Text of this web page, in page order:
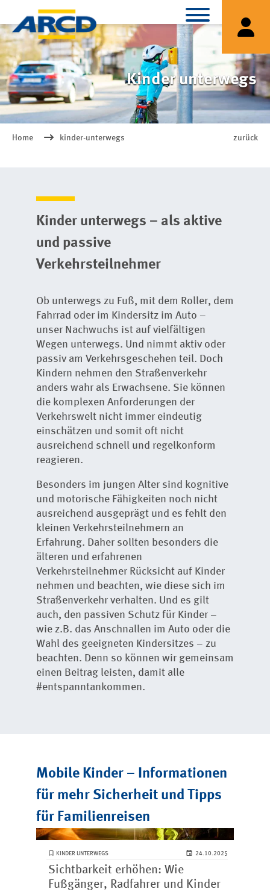
Kinder unterwegs
Home kinder-unterwegs zurück
Kinder unterwegs – als aktive
und passive
Verkehrsteilnehmer
Ob unterwegs zu Fuß, mit dem Roller, dem
Fahrrad oder im Kindersitz im Auto –
unser Nachwuchs ist auf vielfältigen
Wegen unterwegs. Und nimmt aktiv oder
passiv am Verkehrsgeschehen teil. Doch
Kindern nehmen den Straßenverkehr
anders wahr als Erwachsene. Sie können
die komplexen Anforderungen der
Verkehrswelt nicht immer eindeutig
einschätzen und somit oft nicht
ausreichend schnell und regelkonform
reagieren.
Besonders im jungen Alter sind kognitive
und motorische Fähigkeiten noch nicht
ausreichend ausgeprägt und es fehlt den
kleinen Verkehrsteilnehmern an
Erfahrung. Daher sollten besonders die
älteren und erfahrenen
Verkehrsteilnehmer Rücksicht auf Kinder
nehmen und beachten, wie diese sich im
Straßenverkehr verhalten. Und es gilt
auch, den passiven Schutz für Kinder –
wie z.B. das Anschnallen im Auto oder die
Wahl des geeigneten Kindersitzes – zu
beachten. Denn so können wir gemeinsam
einen Beitrag leisten, damit alle
#entspanntankommen.
Mobile Kinder – Informationen
für mehr Sicherheit und Tipps
für Familienreisen
KINDER UNTERWEGS 24.10.2025
Sichtbarkeit erhöhen: Wie
Fußgänger, Radfahrer und Kinder